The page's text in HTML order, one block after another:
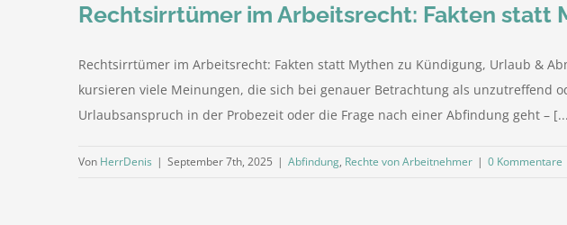
Rechtsirrtümer im Arbeitsrecht: Fakten statt
Rechtsirrtümer im Arbeitsrecht: Fakten statt Mythen zu Kündigung, Urlaub &
kursieren viele Meinungen, die sich bei genauer Betrachtung als unzutreffend
Urlaubsanspruch in der Probezeit oder die Frage nach einer Abfindung geht –
Von HerrDenis | September 7th, 2025 | Abfindung, Rechte von Arbeitnehmer | 0 Kommentare